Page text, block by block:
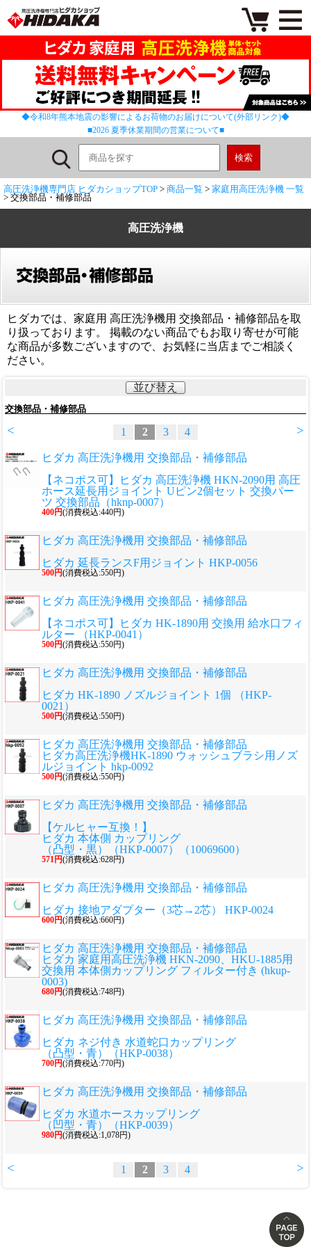
◆令和8年熊本地震の影響によるお荷物のお届けについて(外部リンク)◆
■2026 夏季休業期間の営業について■
高圧洗浄機専門店 ヒダカショップTOP > 商品一覧 > 家庭用高圧洗浄機 一覧
> 交換部品・補修部品
高圧洗浄機
ヒダカでは、家庭用 高圧洗浄機用 交換部品・補修部品を取
り扱っております。 掲載のない商品でもお取り寄せが可能
な商品が多数ございますので、お気軽に当店までご相談く
ださい。
並び替え
交換部品・補修部品
< >
1 2 3 4
ヒダカ 高圧洗浄機用 交換部品・補修部品
【ネコポス可】ヒダカ 高圧洗浄機 HKN-2090用 高圧
ホース延長用ジョイント Uピン2個セット 交換パー
ツ 交換部品（hknp-0007）
400円(消費税込:440円)
ヒダカ 高圧洗浄機用 交換部品・補修部品
ヒダカ 延長ランスF用ジョイント HKP-0056
500円(消費税込:550円)
ヒダカ 高圧洗浄機用 交換部品・補修部品
【ネコポス可】ヒダカ HK-1890用 交換用 給水口フィ
ルター （HKP-0041）
500円(消費税込:550円)
ヒダカ 高圧洗浄機用 交換部品・補修部品
ヒダカ HK-1890 ノズルジョイント 1個 （HKP-
0021）
500円(消費税込:550円)
ヒダカ 高圧洗浄機用 交換部品・補修部品
ヒダカ高圧洗浄機HK-1890 ウォッシュブラシ用ノズ
ルジョイント hkp-0092
500円(消費税込:550円)
ヒダカ 高圧洗浄機用 交換部品・補修部品
【ケルヒャー互換！】
ヒダカ 本体側 カップリング
（凸型・黒）（HKP-0007）（10069600）
571円(消費税込:628円)
ヒダカ 高圧洗浄機用 交換部品・補修部品
ヒダカ 接地アダプター（3芯→2芯） HKP-0024
600円(消費税込:660円)
ヒダカ 高圧洗浄機用 交換部品・補修部品
ヒダカ 家庭用高圧洗浄機 HKN-2090、HKU-1885用
交換用 本体側カップリング フィルター付き (hkup-
0003)
680円(消費税込:748円)
ヒダカ 高圧洗浄機用 交換部品・補修部品
ヒダカ ネジ付き 水道蛇口カップリング
（凸型・青）（HKP-0038）
700円(消費税込:770円)
ヒダカ 高圧洗浄機用 交換部品・補修部品
ヒダカ 水道ホースカップリング
（凹型・青）（HKP-0039）
980円(消費税込:1,078円)
< >
1 2 3 4